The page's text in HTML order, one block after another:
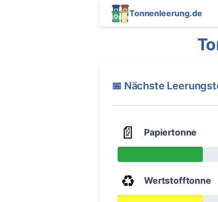
Tonnenleerung.de
📅 Nächste
📄 Papiertonne
♻️ Wertstofftonne